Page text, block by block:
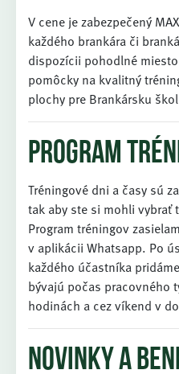
V cene je zabezpečený
každého brankára či
dispozícii pohodlné
pomôcky na kvalitný
plochy pre Brankársku
Program
Tréningové dni a časy sú
tak aby ste si mohli vybrať
Program tréningov
v aplikácii Whatsapp. Po
každého účastníka
bývajú počas pracovného
hodinách a cez víkend v
Novinky a